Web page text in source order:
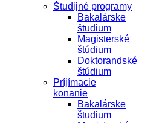
Študijné programy
Bakalárske
študium
Magisterské
štúdium
Doktorandské
štúdium
Príjímacie
konanie
Bakalárske
študium